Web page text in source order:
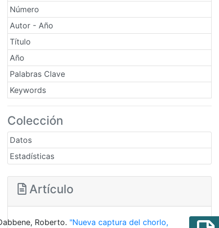
Número
Autor - Año
Título
Año
Palabras Clave
Keywords
Colección
Datos
Estadísticas
Artículo
Roberto. "Nueva captura del chorlo,